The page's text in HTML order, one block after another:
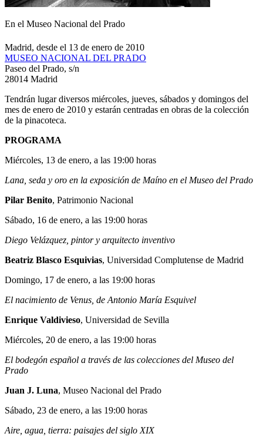
En el Museo Nacional del Prado
Madrid, desde el 13 de enero de 2010
MUSEO NACIONAL DEL PRADO
Paseo del Prado, s/n
28014 Madrid
Tendrán lugar diversos miércoles, jueves, sábados y domingos del
mes de enero de 2010 y estarán centradas en obras de la colección
de la pinacoteca.
PROGRAMA
Miércoles, 13 de enero, a las 19:00 horas
Lana, seda y oro en la exposición de Maíno en el Museo del Prado
Pilar Benito, Patrimonio Nacional
Sábado, 16 de enero, a las 19:00 horas
Diego Velázquez, pintor y arquitecto inventivo
Beatriz Blasco Esquivias, Universidad Complutense de Madrid
Domingo, 17 de enero, a las 19:00 horas
El nacimiento de Venus, de Antonio María Esquivel
Enrique Valdivieso, Universidad de Sevilla
Miércoles, 20 de enero, a las 19:00 horas
El bodegón español a través de las colecciones del Museo del
Prado
Juan J. Luna, Museo Nacional del Prado
Sábado, 23 de enero, a las 19:00 horas
Aire, agua, tierra: paisajes del siglo XIX